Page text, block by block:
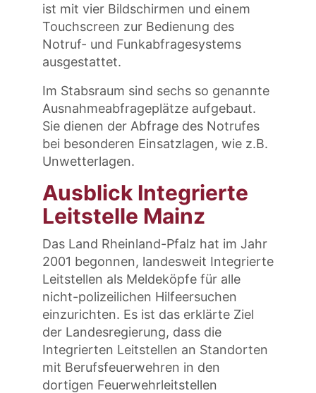
ist mit vier Bildschirmen und einem
Touchscreen zur Bedienung des
Notruf- und Funkabfragesystems
ausgestattet.
Im Stabsraum sind sechs so genannte
Ausnahmeabfrageplätze aufgebaut.
Sie dienen der Abfrage des Notrufes
bei besonderen Einsatzlagen, wie z.B.
Unwetterlagen.
Ausblick Integrierte
Leitstelle Mainz
Das Land Rheinland-Pfalz hat im Jahr
2001 begonnen, landesweit Integrierte
Leitstellen als Meldeköpfe für alle
nicht-polizeilichen Hilfeersuchen
einzurichten. Es ist das erklärte Ziel
der Landesregierung, dass die
Integrierten Leitstellen an Standorten
mit Berufsfeuerwehren in den
dortigen Feuerwehrleitstellen